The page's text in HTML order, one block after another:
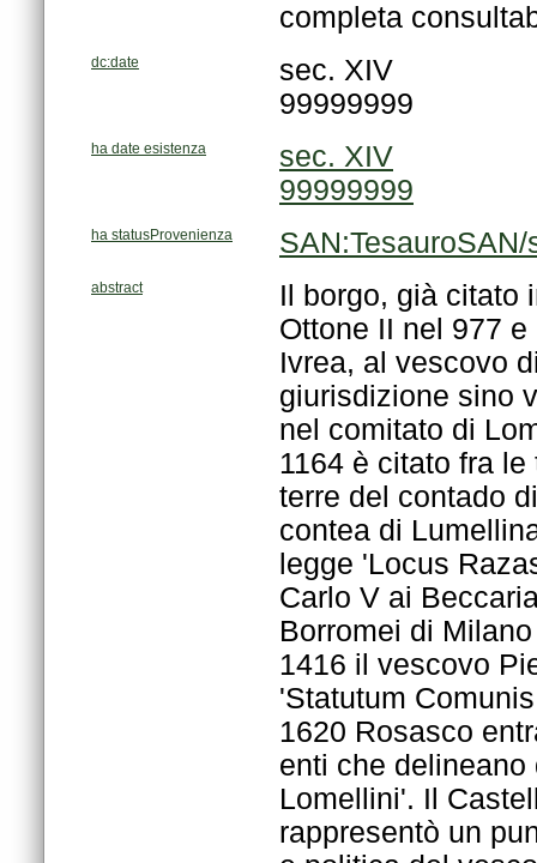
completa
dc:date
sec. XIV
99999999
ha date esistenza
sec. XIV
99999999
ha statusProvenienza
abstract